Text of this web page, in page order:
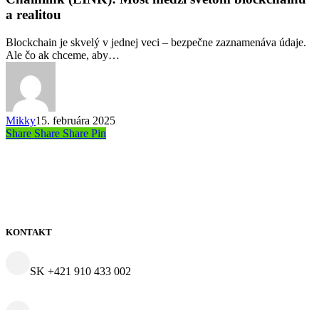
medzi
a
realitou
a realitou
Blockchain je skvelý v jednej veci – bezpečne zaznamenáva údaje.
Ale čo ak chceme, aby…
Mikky15. februára 2025
Share
Share Share Share Pin
KONTAKT
SK +421 910 433 002